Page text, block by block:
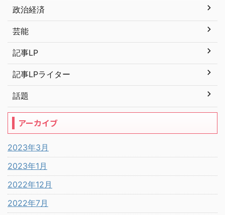
政治経済
芸能
記事LP
記事LPライター
話題
アーカイブ
2023年3月
2023年1月
2022年12月
2022年7月